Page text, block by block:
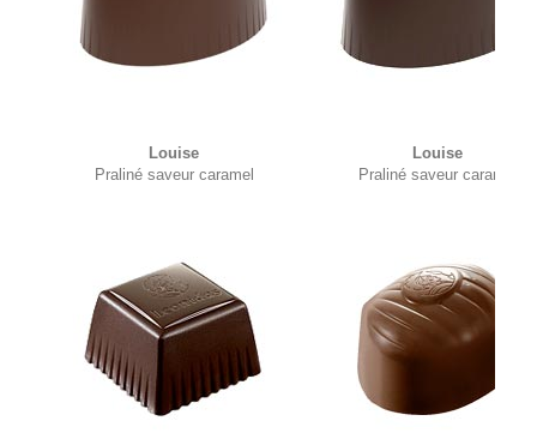
Louise
Praliné saveur caramel
Louise
Praliné saveur caramel